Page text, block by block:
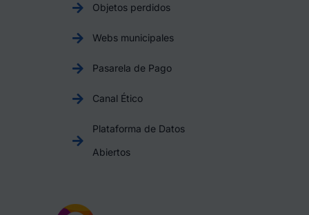
Objetos perdidos
Webs municipales
Pasarela de Pago
Canal Ético
Plataforma de Datos
Abiertos